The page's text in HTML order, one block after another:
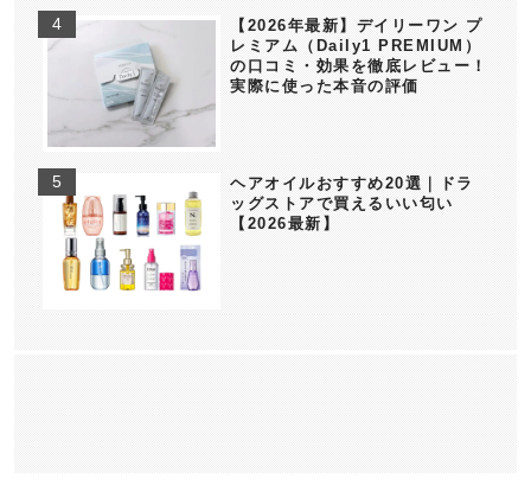
【2026年最新】デイリーワン プ
レミアム（Daily1 PREMIUM）
の口コミ・効果を徹底レビュー！
実際に使った本音の評価
ヘアオイルおすすめ20選｜ドラ
ッグストアで買えるいい匂い
【2026最新】